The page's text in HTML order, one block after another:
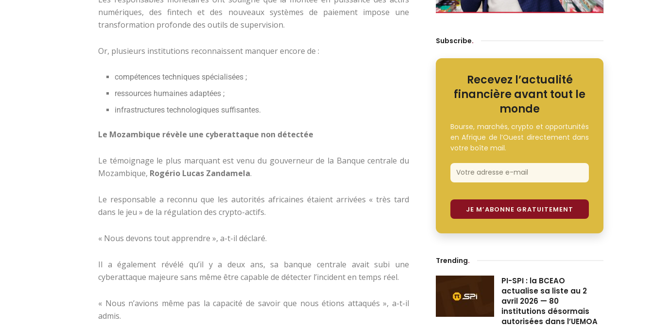
numériques, des fintech et des nouveaux systèmes de paiement impose une
transformation profonde des outils de supervision.
Or, plusieurs institutions reconnaissent manquer encore de :
compétences techniques spécialisées ;
ressources humaines adaptées ;
infrastructures technologiques suffisantes.
Le Mozambique révèle une cyberattaque non détectée
Le témoignage le plus marquant est venu du gouverneur de la Banque centrale du
Mozambique, Rogério Lucas Zandamela.
Le responsable a reconnu que les autorités africaines étaient arrivées « très tard
dans le jeu » de la régulation des crypto-actifs.
« Nous devons tout apprendre », a-t-il déclaré.
Il a également révélé qu’il y a deux ans, sa banque centrale avait subi une
cyberattaque majeure sans même être capable de détecter l’incident en temps réel.
« Nous n’avions même pas la capacité de savoir que nous étions attaqués », a-t-il
admis.
Subscribe.
Recevez l’actualité
financière avant tout le
monde
Bourse, marchés, crypto et opportunités
en Afrique de l’Ouest directement dans
votre boîte mail.
Trending.
PI-SPI : la BCEAO
actualise sa liste au 2
avril 2026 — 80
institutions désormais
autorisées dans l’UEMOA